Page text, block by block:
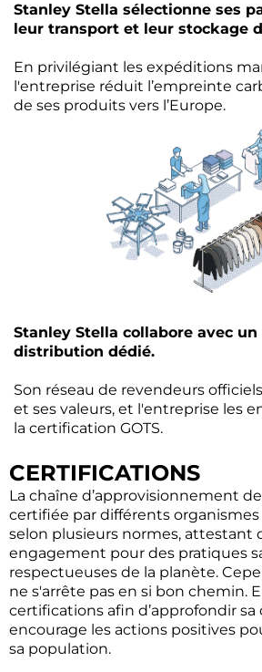
Stanley Stella sélectionne ses
leur transport et leur stockage
En privilégiant les expéditions
l'entreprise réduit l’empreinte
de ses produits vers l’Europe.
Stanley Stella collabore avec un
distribution dédié.
Son réseau de revendeurs
et ses valeurs, et l'entreprise les
la certification GOTS.
CERTIFICATIONS
La chaîne d’approvisionnement
certifiée par différents
selon plusieurs normes, attestant
engagement pour des pratiques
respectueuses de la planète.
ne s'arrête pas en si bon chemin.
certifications afin d’approfondir
encourage les actions positives
sa population.